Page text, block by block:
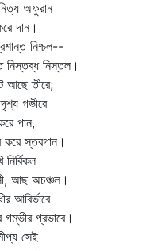
নিশ্চল--
নিস্তব্ধ নিস্তল।
আছে তীরে;
গভীরে
পান,
স্তবগান।
আছ অচঞ্চল।
আবির্ভাবে
প্রভাবে।
সেই